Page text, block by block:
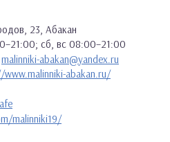
23, Абакан
сб, вс 08:00–21:00
malinniki-abakan@yandex.ru
abakan.ru/
malinniki19/